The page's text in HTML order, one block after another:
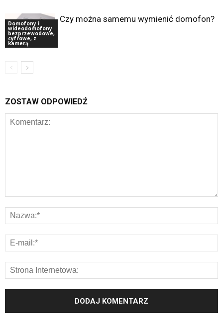
Domofony i
wideodomofony
bezprzewodowe,
cyfrowe, z
kamerą
Czy można samemu wymienić domofon?
ZOSTAW ODPOWIEDŹ